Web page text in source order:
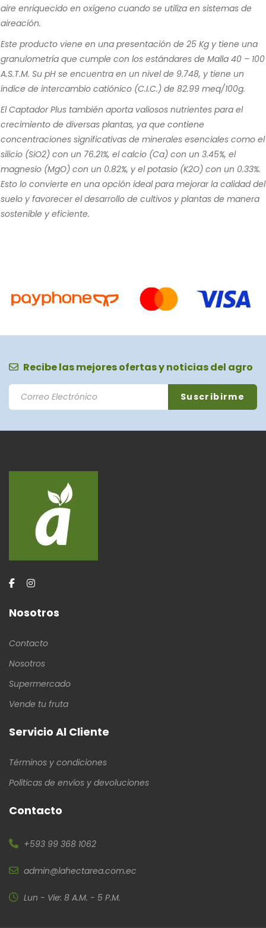
aire enriquecido en oxígeno cuando se utiliza en sistemas de
aireación.
Este producto viene en una presentación de 25 Kg y tiene una
granulometría que cumple con los estándares de Malla 40 – 100
A.S.T.M. Su pH se encuentra en un nivel de 9.748, y tiene un
índice de intercambio catiónico (C.I.C.) de 82.99 meq/100g.
El Captador Plus también aporta valiosos nutrientes para el
crecimiento de diversas plantas, ya que contiene
concentraciones significativas de minerales esenciales como el
silicio (SiO2) con un 76.21%, el calcio (Ca) con un 3.45%, el
magnesio (MgO) con un 0.82%, y el potasio (K2O) con un 0.33%.
Esto lo convierte en una opción ideal para mejorar la calidad del
suelo y favorecer el desarrollo de cultivos y plantas de manera
sostenible y eficiente.
Recibe las mejores ofertas y noticias del agro
Nosotros
Contacto
Nosotros
Supermercado
Vende tu fruta
Servicio Al Cliente
Términos y condiciones
Políticas de envíos y devoluciones
Contacto
+593 99 368 1062
admin@lahectarea.com.ec
Lun - Vie: 8 A.M. - 5 P.M.